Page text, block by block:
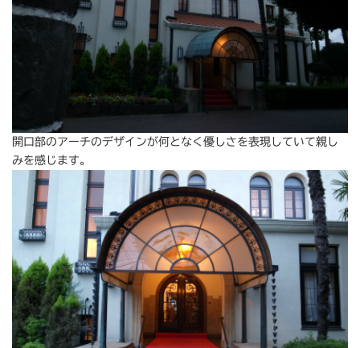
開口部のアーチのデザインが何となく優しさを表現していて親し
みを感じます。